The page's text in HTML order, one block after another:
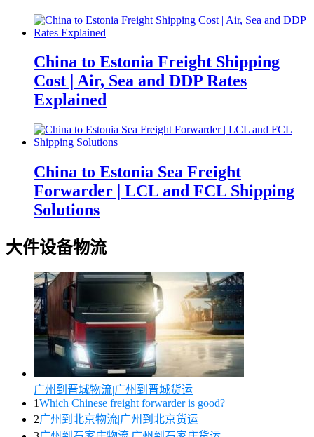
China to Estonia Freight Shipping
Cost | Air, Sea and DDP Rates
Explained
China to Estonia Sea Freight
Forwarder | LCL and FCL Shipping
Solutions
大件设备物流
广州到晋城物流|广州到晋城货运
1Which Chinese freight forwarder is good?
2广州到北京物流|广州到北京货运